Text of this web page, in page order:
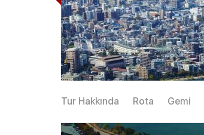
Tur Hakkında Rota Gemi